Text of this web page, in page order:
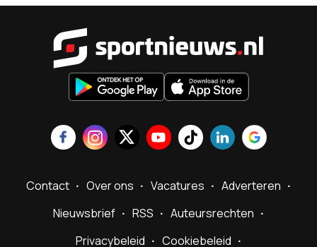
Contact Over ons Vacatures
Adverteren
Nieuwsbrief
RSS
Auteursrechten
Privacybeleid
Cookiebeleid